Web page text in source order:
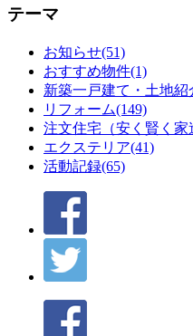
テーマ
お知らせ(51)
おすすめ物件(1)
新築一戸建て・土地紹
リフォーム(149)
注文住宅（安く賢く家
エクステリア(41)
活動記録(65)